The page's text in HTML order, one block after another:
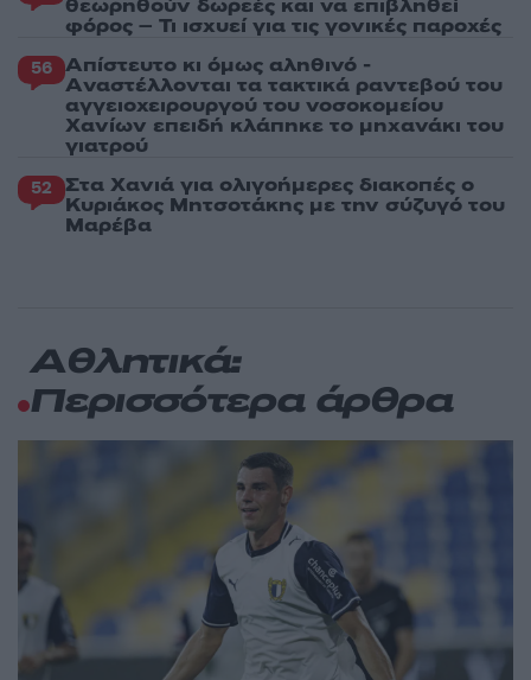
θεωρηθούν δωρεές και να επιβληθεί
φόρος – Τι ισχυεί για τις γονικές παροχές
56 Απίστευτο κι όμως αληθινό -
Aναστέλλονται τα τακτικά ραντεβού του
αγγειοχειρουργού του νοσοκομείου
Χανίων επειδή κλάπηκε το μηχανάκι του
γιατρού
52 Στα Χανιά για ολιγοήμερες διακοπές ο
Κυριάκος Μητσοτάκης με την σύζυγό του
Μαρέβα
Αθλητικά:
Περισσότερα άρθρα